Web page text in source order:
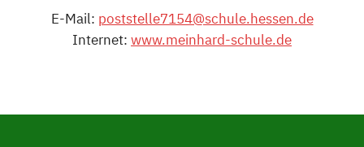
E-Mail: poststelle7154@schule.hessen.de
Internet: www.meinhard-schule.de